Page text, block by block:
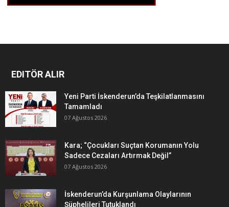
EDITÖR ALIR
Yeni Parti İskenderun’da Teşkilatlanmasını
Tamamladı
07 Ağustos 2026
Kara; “Çocukları Suçtan Korumanın Yolu
Sadece Cezaları Artırmak Değil”
07 Ağustos 2026
İskenderun’da Kurşunlama Olaylarının
Şüphelileri Tutuklandı